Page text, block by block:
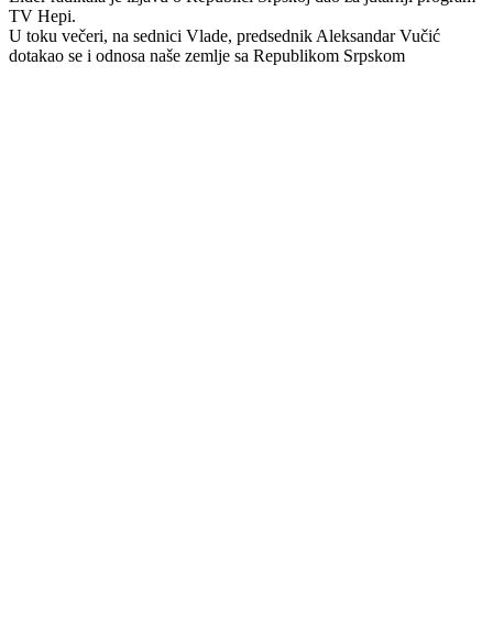
TV Hepi.
U toku večeri, na sednici Vlade, predsednik Aleksandar Vučić
dotakao se i odnosa naše zemlje sa Republikom Srpskom